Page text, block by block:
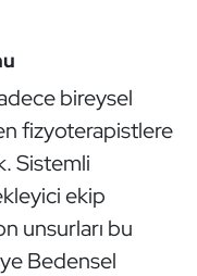
bireysel
fizyoterapistlere
Sistemli
ekip
unsurları bu
Bedensel